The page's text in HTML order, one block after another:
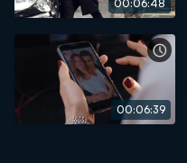
00:06:48
00:06:39